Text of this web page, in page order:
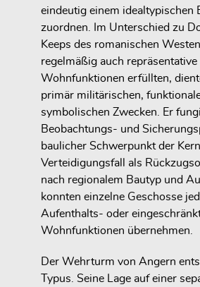
eindeutig einem idealtypischen
zuordnen. Im Unterschied zu
Keeps des romanischen
regelmäßig auch repräsentative
Wohnfunktionen erfüllten,
primär militärischen,
symbolischen Zwecken. Er
Beobachtungs- und
baulicher Schwerpunkt der
Verteidigungsfall als
nach regionalem Bautyp und
konnten einzelne Geschosse
Aufenthalts- oder
Wohnfunktionen übernehmen.
Der Wehrturm von Angern
Typus. Seine Lage auf einer